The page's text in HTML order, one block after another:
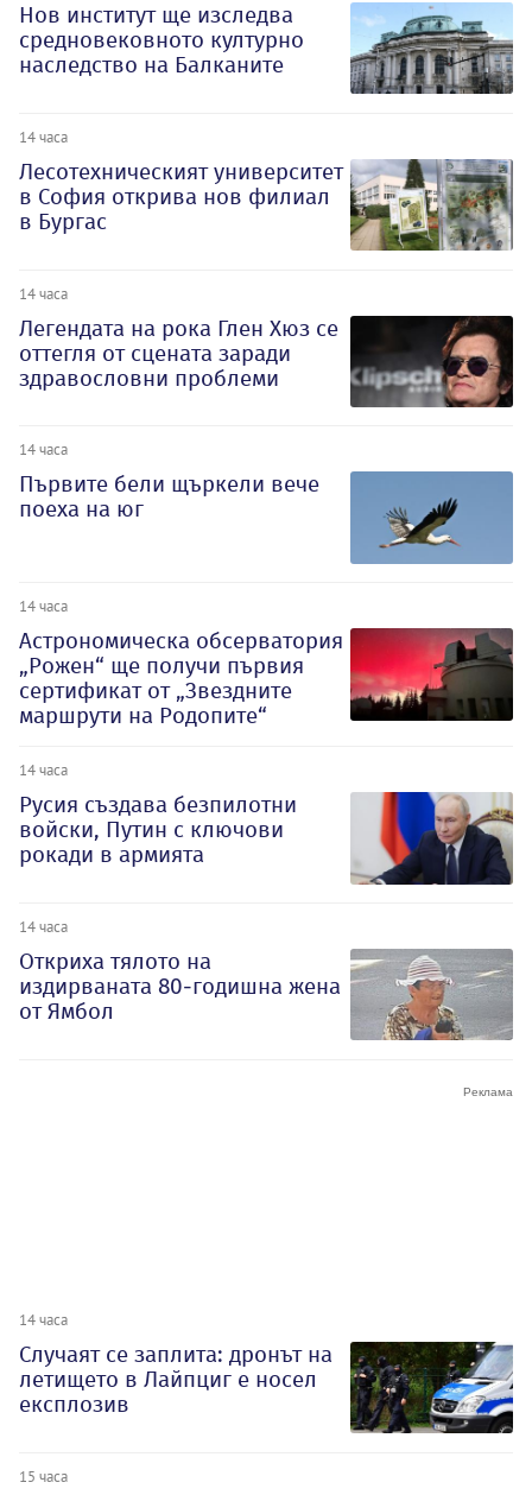
Нов институт ще изследва
средновековното културно
наследство на Балканите
14 часа
Лесотехническият университет
в София открива нов филиал
в Бургас
14 часа
Легендата на рока Глен Хюз се
оттегля от сцената заради
здравословни проблеми
14 часа
Първите бели щъркели вече
поеха на юг
14 часа
Астрономическа обсерватория
„Рожен“ ще получи първия
сертификат от „Звездните
маршрути на Родопите“
14 часа
Русия създава безпилотни
войски, Путин с ключови
рокади в армията
14 часа
Откриха тялото на
издирваната 80-годишна жена
от Ямбол
14 часа
Случаят се заплита: дронът на
летището в Лайпциг е носел
експлозив
15 часа